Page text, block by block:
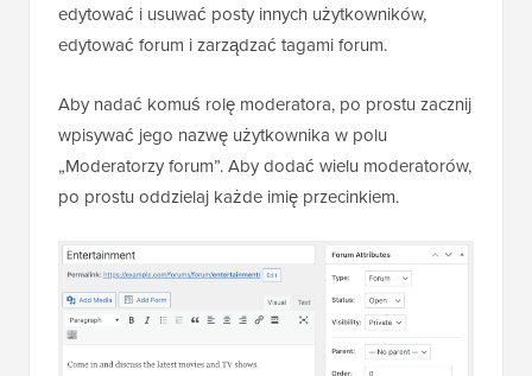
edytować i usuwać posty innych użytkowników,
edytować forum i zarządzać tagami forum.
Aby nadać komuś rolę moderatora, po prostu zacznij
wpisywać jego nazwę użytkownika w polu
„Moderatorzy forum”. Aby dodać wielu moderatorów,
po prostu oddzielaj każde imię przecinkiem.